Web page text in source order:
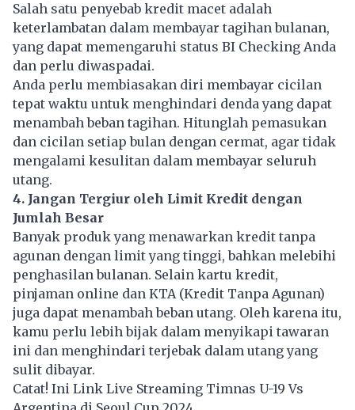
Salah satu penyebab kredit macet adalah
keterlambatan dalam membayar tagihan bulanan,
yang dapat memengaruhi status BI Checking Anda
dan perlu diwaspadai.
Anda perlu membiasakan diri membayar cicilan
tepat waktu untuk menghindari denda yang dapat
menambah beban tagihan. Hitunglah pemasukan
dan cicilan setiap bulan dengan cermat, agar tidak
mengalami kesulitan dalam membayar seluruh
utang.
4. Jangan Tergiur oleh Limit Kredit dengan
Jumlah Besar
Banyak produk yang menawarkan kredit tanpa
agunan dengan limit yang tinggi, bahkan melebihi
penghasilan bulanan. Selain kartu kredit,
pinjaman online dan KTA (Kredit Tanpa Agunan)
juga dapat menambah beban utang. Oleh karena itu,
kamu perlu lebih bijak dalam menyikapi tawaran
ini dan menghindari terjebak dalam utang yang
sulit dibayar.
Catat! Ini Link Live Streaming Timnas U-19 Vs